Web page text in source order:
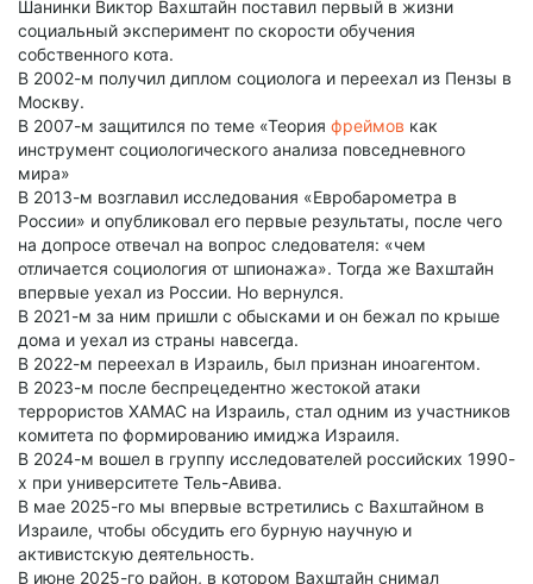
Шанинки Виктор Вахштайн поставил первый в жизни
социальный эксперимент по скорости обучения
собственного кота.
В 2002-м получил диплом социолога и переехал из Пензы в
Москву.
В 2007-м защитился по теме «Теория фреймов как
инструмент социологического анализа повседневного
мира»
В 2013-м возглавил исследования «Евробарометра в
России» и опубликовал его первые результаты, после чего
на допросе отвечал на вопрос следователя: «чем
отличается социология от шпионажа». Тогда же Вахштайн
впервые уехал из России. Но вернулся.
В 2021-м за ним пришли с обысками и он бежал по крыше
дома и уехал из страны навсегда.
В 2022-м переехал в Израиль, был признан иноагентом.
В 2023-м после беспрецедентно жестокой атаки
террористов ХАМАС на Израиль, стал одним из участников
комитета по формированию имиджа Израиля.
В 2024-м вошел в группу исследователей российских 1990-
х при университете Тель-Авива.
В мае 2025-го мы впервые встретились с Вахштайном в
Израиле, чтобы обсудить его бурную научную и
активистскую деятельность.
В июне 2025-го район, в котором Вахштайн снимал